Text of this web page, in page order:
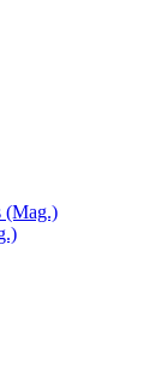
(Mag.)